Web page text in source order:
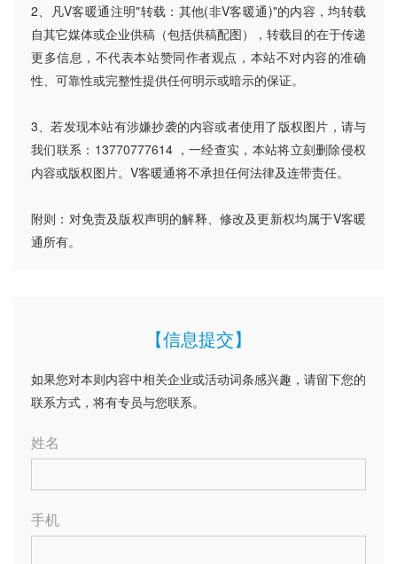
2、凡V客暖通注明"转载：其他(非V客暖通)"的内容，均转载
自其它媒体或企业供稿（包括供稿配图），转载目的在于传递
更多信息，不代表本站赞同作者观点，本站不对内容的准确
性、可靠性或完整性提供任何明示或暗示的保证。
3、若发现本站有涉嫌抄袭的内容或者使用了版权图片，请与
我们联系：13770777614 ，一经查实，本站将立刻删除侵权
内容或版权图片。V客暖通将不承担任何法律及连带责任。
附则：对免责及版权声明的解释、修改及更新权均属于V客暖
通所有。